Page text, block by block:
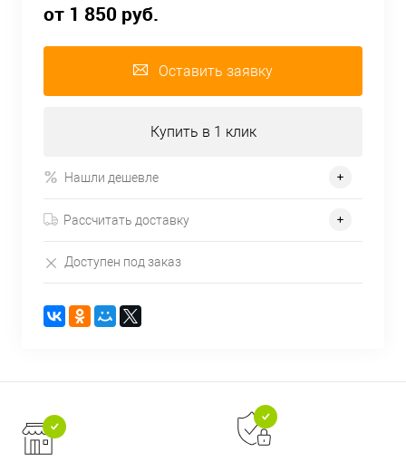
от 1 850 руб.
Оставить заявку
Купить в 1 клик
Нашли дешевле
Рассчитать доставку
Доступен под заказ